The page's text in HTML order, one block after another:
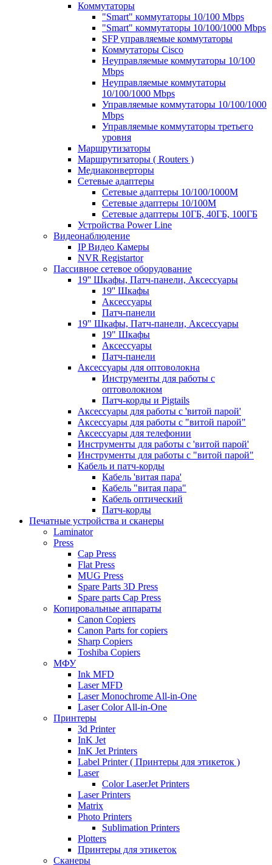
Коммутаторы
"Smart" коммутаторы 10/100 Mbps
"Smart" коммутаторы 10/100/1000 Mbps
SFP управляемые коммутаторы
Коммутаторы Cisco
Неуправляемые коммутаторы 10/100
Mbps
Неуправляемые коммутаторы
10/100/1000 Mbps
Управляемые коммутаторы 10/100/1000
Mbps
Управляемые коммутаторы третьего
уровня
Маршрутизаторы
Маршрутизаторы ( Routers )
Медиаконверторы
Сетевые адаптеры
Сетевые адаптеры 10/100/1000М
Сетевые адаптеры 10/100M
Сетевые адаптеры 10ГБ, 40ГБ, 100ГБ
Устройства Power Line
Видеонаблюдение
IP Видео Камеры
NVR Registartor
Пассивное сетевое оборудование
19'' Шкафы, Патч-панели, Аксессуары
19'' Шкафы
Аксессуары
Патч-панели
19" Шкафы, Патч-панели, Аксессуары
19" Шкафы
Аксессуары
Патч-панели
Аксессуары для оптоволокна
Инструменты для работы с
оптоволокном
Патч-корды и Pigtails
Аксессуары для работы с 'витой парой'
Аксессуары для работы с "витой парой"
Аксессуары для телефонии
Инструменты для работы с 'витой парой'
Инструменты для работы с "витой парой"
Кабель и патч-корды
Кабель 'витая пара'
Кабель "витая пара"
Кабель оптический
Патч-корды
Печатные устройства и сканеры
Laminator
Press
Cap Press
Flat Press
MUG Press
Spare Parts 3D Press
Spare parts Cap Press
Копировальные аппараты
Canon Copiers
Canon Parts for copiers
Sharp Copiers
Toshiba Copiers
МФУ
Ink MFD
Laser MFD
Laser Monochrome All-in-One
Laser Color All-in-One
Принтеры
3d Printer
InK Jet
InK Jet Printers
Label Printer ( Принтеры для этикеток )
Laser
Color LaserJet Printers
Laser Printers
Matrix
Photo Printers
Sublimation Printers
Plotters
Принтеры для этикеток
Сканеры